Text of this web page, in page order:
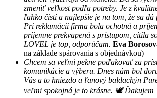
zmeniť veľkost podľa potreby. Je z
ľahko čistí a najlepšie je na tom, že sa
Pri reklamácii firma bola ochotná a
príjemne prekvapená s prístupom, cítila
LOVEL je top, odporúčam. Eva
na základe spárovania s objednávkou)
Chcem sa veľmi pekne poďakovať za
komunikácie a výberu. Dnes nám bol
Vás a to hniezdo a ľanový baldachýn
veľmi spokojná je to krásne. 🕊 Ďakujem